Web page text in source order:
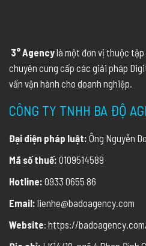
3° Agencylà một đơn vị thuộc tập
chuyên cung cấp các giải pháp
vấn vận hành cho doanh nghiệp.
CÔNG TY TNHH BA ĐỘ
Đại diện pháp luật: Ông Nguyễn
Mã số thuế: 0109514589
Hotline: 0933 0655 86
Email: lienhe@badoagency.com
Website: https://